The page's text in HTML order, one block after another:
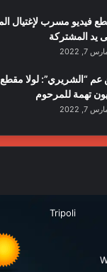
فيديو مسرب لإغتيال
يد المشتركة
7, 2022
عم “الشريري”: لولا مقطع
تهمة للمرحوم
7, 2022
Tripoli